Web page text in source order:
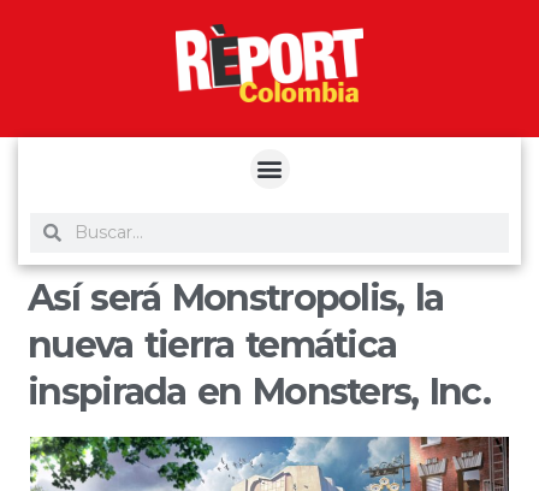
Así será Monstropolis, la
nueva tierra temática
inspirada en Monsters, Inc.